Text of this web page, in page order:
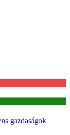
gazdaságok